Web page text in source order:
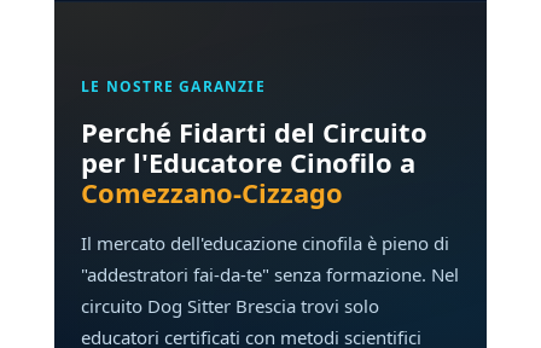
LE NOSTRE GARANZIE
Perché Fidarti del Circuito
per l'Educatore Cinofilo a
Comezzano-Cizzago
Il mercato dell'educazione cinofila è pieno di
"addestratori fai-da-te" senza formazione. Nel
circuito Dog Sitter Brescia trovi solo
educatori certificati con metodi scientifici